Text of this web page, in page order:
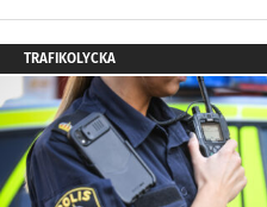
TRAFIKOLYCKA